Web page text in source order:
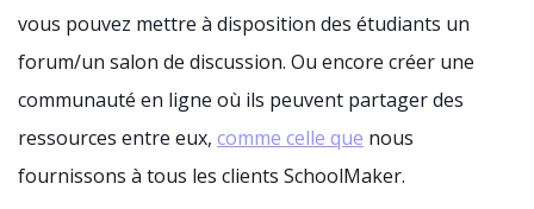
vous pouvez mettre à disposition des étudiants un
forum/un salon de discussion. Ou encore créer une
communauté en ligne où ils peuvent partager des
ressources entre eux, comme celle que nous
fournissons à tous les clients SchoolMaker.